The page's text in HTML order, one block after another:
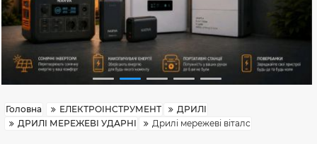
Головна ЕЛЕКТРОІНСТРУМЕНТ
ДРИЛІ
ДРИЛІ МЕРЕЖЕВІ УДАРНІ
Дрилі мережеві віталс